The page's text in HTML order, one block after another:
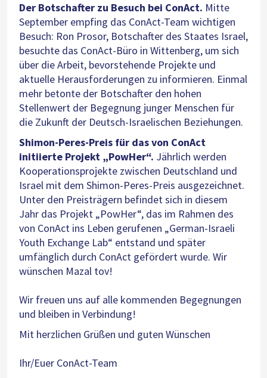
Der Botschafter zu Besuch bei ConAct. Mitte
September empfing das ConAct-Team wichtigen
Besuch: Ron Prosor, Botschafter des Staates Israel,
besuchte das ConAct-Büro in Wittenberg, um sich
über die Arbeit, bevorstehende Projekte und
aktuelle Herausforderungen zu informieren. Einmal
mehr betonte der Botschafter den hohen
Stellenwert der Begegnung junger Menschen für
die Zukunft der Deutsch-Israelischen Beziehungen.
Shimon-Peres-Preis für das von ConAct
initiierte Projekt „PowHer“. Jährlich werden
Kooperationsprojekte zwischen Deutschland und
Israel mit dem Shimon-Peres-Preis ausgezeichnet.
Unter den Preisträgern befindet sich in diesem
Jahr das Projekt „PowHer“, das im Rahmen des
von ConAct ins Leben gerufenen „German-Israeli
Youth Exchange Lab“ entstand und später
umfänglich durch ConAct gefördert wurde. Wir
wünschen Mazal tov!
Wir freuen uns auf alle kommenden Begegnungen
und bleiben in Verbindung!
Mit herzlichen Grüßen und guten Wünschen
Ihr/Euer ConAct-Team